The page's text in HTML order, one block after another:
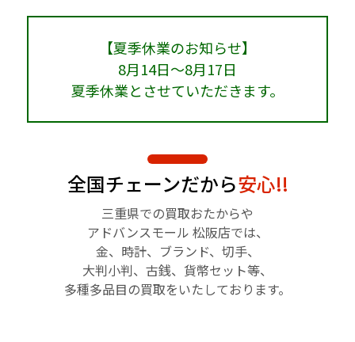
【夏季休業のお知らせ】
8月14日～8月17日
夏季休業とさせていただきます。
全国チェーンだから安心!!
三重県での買取おたからや
アドバンスモール 松阪店では、
金、時計、ブランド、切手、
大判小判、古銭、貨幣セット等、
多種多品目の買取をいたしております。